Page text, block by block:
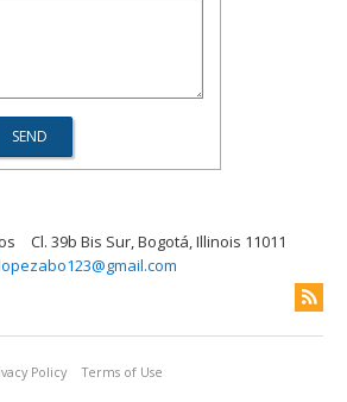
Cl. 39b Bis Sur, Bogotá, Illinois 11011
Policy Terms of Use